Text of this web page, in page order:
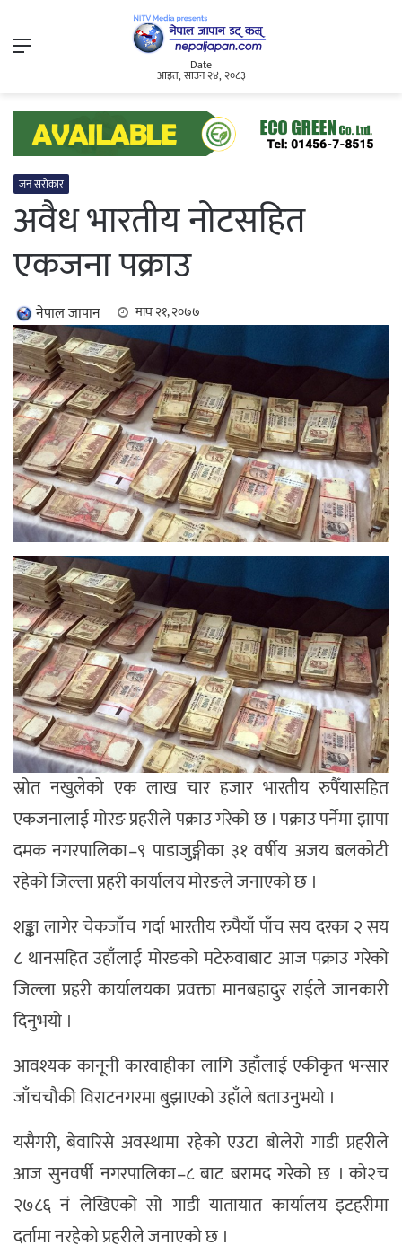
Menu
Date
आइत, साउन २४, २०८३
जन सरोकार
अवैध भारतीय नोटसहित
एकजना पक्राउ
नेपाल जापान माघ २१, २०७७
स्रोत नखुलेको एक लाख चार हजार भारतीय रुपैँयासहित
एकजनालाई मोरङ प्रहरीले पक्राउ गरेको छ । पक्राउ पर्नेमा झापा
दमक नगरपालिका–९ पाडाजुङ्गीका ३१ वर्षीय अजय बलकोटी
रहेको जिल्ला प्रहरी कार्यालय मोरङले जनाएको छ ।
शङ्का लागेर चेकजाँच गर्दा भारतीय रुपैयाँ पाँच सय दरका २ सय
८ थानसहित उहाँलाई मोरङको मटेरुवाबाट आज पक्राउ गरेको
जिल्ला प्रहरी कार्यालयका प्रवक्ता मानबहादुर राईले जानकारी
दिनुभयो ।
आवश्यक कानूनी कारवाहीका लागि उहाँलाई एकीकृत भन्सार
जाँचचौकी विराटनगरमा बुझाएको उहाँले बताउनुभयो ।
यसैगरी, बेवारिसे अवस्थामा रहेको एउटा बोलेरो गाडी प्रहरीले
आज सुनवर्षी नगरपालिका–८ बाट बरामद गरेको छ । को२च
२७८६ नं लेखिएको सो गाडी यातायात कार्यालय इटहरीमा
दर्तामा नरहेको प्रहरीले जनाएको छ ।